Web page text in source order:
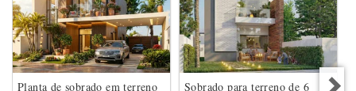
Planta de sobrado em terreno
Sobrado para terreno de 6